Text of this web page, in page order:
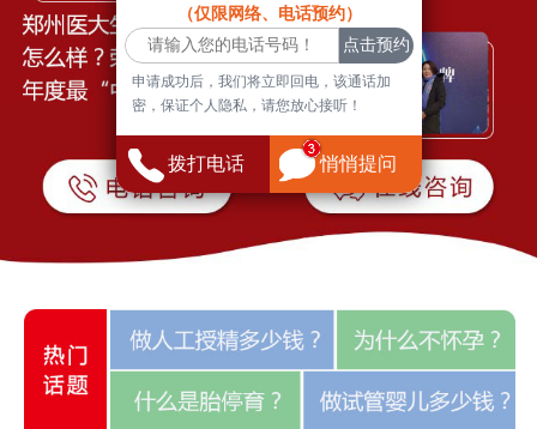
（仅限网络、电话预约）
申请成功后，我们将立即回电，该通话加
密，保证个人隐私，请您放心接听！
拨打电话 悄悄提问